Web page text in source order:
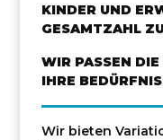
KINDER UND
GESAMTZAHL
WIR PASSEN
IHRE
Wir bieten